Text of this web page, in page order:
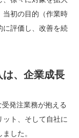
当初の目的（作業時
に評価し、改善を続
は、企業成長
発注業務が抱える
ト、そして自社に
した。